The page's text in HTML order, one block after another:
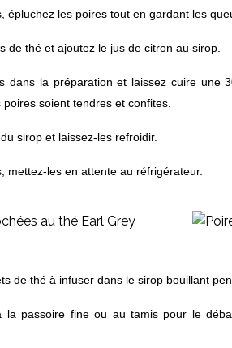
épluchez les poires tout en gardant les
de thé et ajoutez le jus de citron au sirop.
dans la préparation et laissez cuire une
soient tendres et confites.
sirop et laissez-les refroidir.
mettez-les en attente au réfrigérateur.
de thé à infuser dans le sirop bouillant
la passoire fine ou au tamis pour le